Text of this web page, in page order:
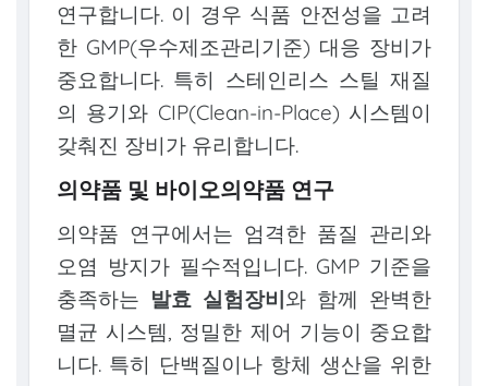
연구합니다. 이 경우 식품 안전성을 고려
한 GMP(우수제조관리기준) 대응 장비가
중요합니다. 특히 스테인리스 스틸 재질
의 용기와 CIP(Clean-in-Place) 시스템이
갖춰진 장비가 유리합니다.
의약품 및 바이오의약품 연구
의약품 연구에서는 엄격한 품질 관리와
오염 방지가 필수적입니다. GMP 기준을
충족하는 발효 실험장비와 함께 완벽한
멸균 시스템, 정밀한 제어 기능이 중요합
니다. 특히 단백질이나 항체 생산을 위한